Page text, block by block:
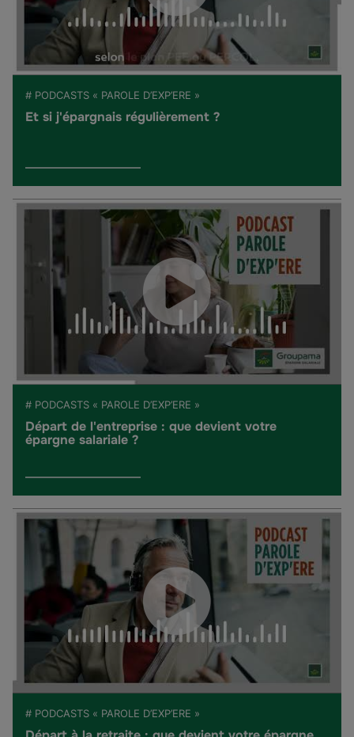
# PODCASTS « PAROLE D’EXP’ERE »
Et si j'épargnais régulièrement ?
# PODCASTS « PAROLE D’EXP’ERE »
Départ de l'entreprise : que devient votre
épargne salariale ?
# PODCASTS « PAROLE D’EXP’ERE »